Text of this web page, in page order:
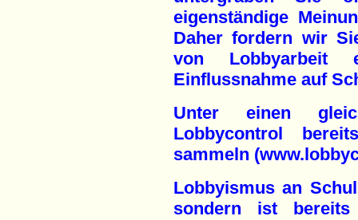
eigenständige
Daher fordern wir
von Lobbyarbeit
Einflussnahme auf
Unter einen
Lobbycontrol
sammeln
Lobbyismus an
sondern ist